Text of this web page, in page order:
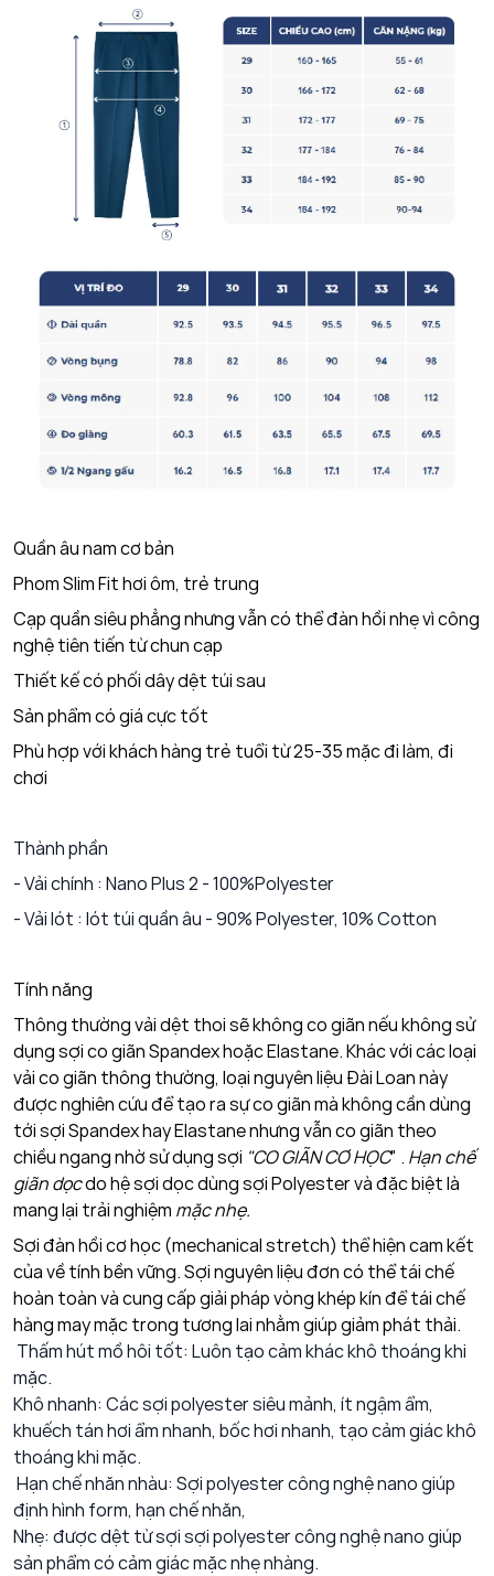
Quần âu nam cơ bản
Phom Slim Fit hơi ôm, trẻ trung
Cạp quần siêu phẳng nhưng vẫn có thể đàn hồi nhẹ vì công
nghệ tiên tiến từ chun cạp
Thiết kế có phối dây dệt túi sau
Sản phẩm có giá cực tốt
Phù hợp với khách hàng trẻ tuổi từ 25-35 mặc đi làm, đi
chơi
Thành phần
- Vải chính : Nano Plus 2 - 100%Polyester
- Vải lót : lót túi quần âu - 90% Polyester, 10% Cotton
Tính năng
Thông thường vải dệt thoi sẽ không co giãn nếu không sử
dụng sợi co giãnSpandex hoặc Elastane. Khác với các loại
vải co giãn thông thường, loại nguyên liệu Đài Loan này
được nghiên cứu để tạo ra sự co giãn mà không cần dùng
tới sợiSpandex hay Elastane nhưng vẫn co giãn theo
chiều ngang nhờ sử dụng sợi "CO GIÃN CƠ HỌC" . Hạn chế
giãn dọcdo hệ sợi dọc dùng sợi Polyester và đặc biệt là
mang lại trải nghiệm mặc nhẹ.
Sợi đàn hồi cơ học (mechanical stretch) thể hiện cam kết
của về tính bền vững. Sợi nguyên liệu đơn có thể tái chế
hoàn toàn và cung cấp giải pháp vòng khép kín để tái chế
hàng may mặc trong tương lai nhằm giúp giảm phát thải.
Thấm hút mồ hôi tốt: Luôn tạo cảm khác khô thoáng khi
mặc.
Khô nhanh: Các sợi polyester siêu mảnh, ít ngậm ẩm,
khuếch tán hơi ẩm nhanh, bốc hơi nhanh, tạo cảm giác khô
thoáng khi mặc.
Hạn chế nhăn nhàu: Sợi polyester công nghệ nano giúp
định hình form, hạn chế nhăn,
Nhẹ: được dệt từ sợi sợi polyester công nghệ nano giúp
sản phẩm có cảm giác mặc nhẹ nhàng.